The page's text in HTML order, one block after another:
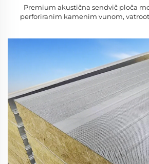
Premium akustična sendvič ploča
perforiranim kamenim vunom,